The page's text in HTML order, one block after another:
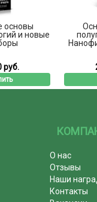
основы
и новые
руб.
О нас
Отзывы
Наши
Контакты